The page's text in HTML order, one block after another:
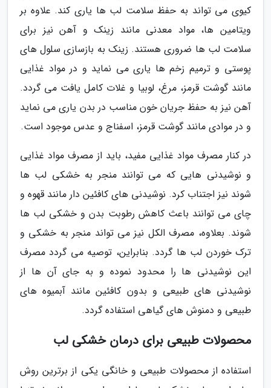
کیوی می تواند به حفظ سلامت لب ها یاری کند. علاوه بر
ویتامین ها، مواد معدنی مانند زینک و آهن نیز برای
سلامت لب ها ضروری هستند. زینک به بازسازی سلول های
پوستی و ترمیم زخم ها یاری می نماید و در مواد غذایی
مانند گوشت قرمز، مرغ، لوبیا و غلات کامل یافت می گردد.
آهن نیز به حفظ جریان خون مناسب در بدن یاری می نماید
و در موادی مانند گوشت قرمز، اسفناج و عدس موجود است.
در کنار مصرف مواد غذایی مفید، باید از مصرف مواد غذایی
و نوشیدنی هایی که می توانند منجر به خشکی لب ها
شوند نیز اجتناب کرد. نوشیدنی های کافئین دار مانند قهوه و
چای می توانند باعث کاهش رطوبت بدن و خشکی لب ها
شوند. بعلاوه، مصرف الکل نیز می تواند منجر به خشکی و
ترک خوردن لب ها گردد. بنابراین، توصیه می گردد مصرف
این نوشیدنی ها را محدود نموده و به جای آن ها از
نوشیدنی های طبیعی و بدون کافئین مانند آبمیوه های
طبیعی و دمنوش های گیاهی استفاده گردد.
محصولات طبیعی برای درمان خشکی لب
استفاده از محصولات طبیعی و خانگی یکی از برترین روش